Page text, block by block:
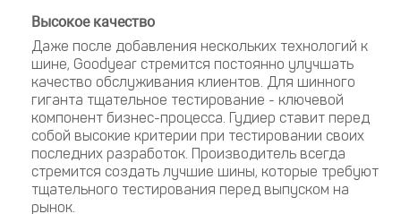
Высокое качество
Даже после добавления нескольких технологий к
шине, Goodyear стремится постоянно улучшать
качество обслуживания клиентов. Для шинного
гиганта тщательное тестирование - ключевой
компонент бизнес-процесса. Гудиер ставит перед
собой высокие критерии при тестировании своих
последних разработок. Производитель всегда
стремится создать лучшие шины, которые требуют
тщательного тестирования перед выпуском на
рынок.